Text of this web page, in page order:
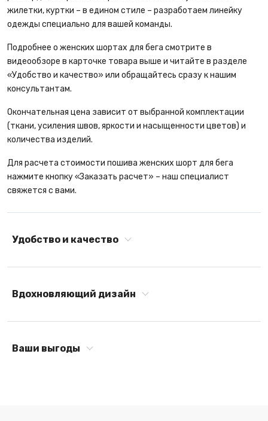
жилетки, куртки – в едином стиле – разработаем линейку
одежды специально для вашей команды.
Подробнее о женских шортах для бега смотрите в
видеообзоре в карточке товара выше и читайте в разделе
«Удобство и качество» или обращайтесь сразу к нашим
консультантам.
Окончательная цена зависит от выбранной комплектации
(ткани, усиления швов, яркости и насыщенности цветов) и
количества изделий.
Для расчета стоимости пошива женских шорт для бега
нажмите кнопку «Заказать расчет» – наш специалист
свяжется с вами.
Удобство и качество
Вдохновляющий дизайн
Ваши выгоды